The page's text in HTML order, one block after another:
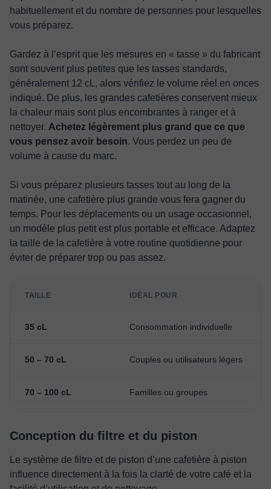
habituellement et du nombre de personnes pour lesquelles
vous préparez.
Gardez à l’esprit que les mesures en « tasse » du fabricant
sont souvent plus petites que les tasses standards,
généralement 12 cL, alors vérifiez le volume réel en onces
indiqué. De plus, les grandes cafetières conservent mieux
la chaleur mais sont plus encombrantes à ranger et à
nettoyer. Achetez légèrement plus grand que ce que
vous pensez avoir besoin. Vous perdez un peu de
volume à cause du marc.
Si vous préparez plusieurs tasses tout au long de la
matinée, une cafetière plus grande vous fera gagner du
temps. Pour les déplacements ou un usage occasionnel,
un modèle plus petit est plus portable et efficace. Adaptez
la taille de la cafetière à votre routine quotidienne pour
éviter de préparer trop ou pas assez.
TAILLE IDÉAL POUR
35 cL Consommation individuelle
50 – 70 cL Couples ou utilisateurs légers
70 – 100 cL Familles ou groupes
Conception du filtre et du piston
Le système de filtre et de piston d’une cafetière à piston
influence directement à la fois la clarté de votre café et la